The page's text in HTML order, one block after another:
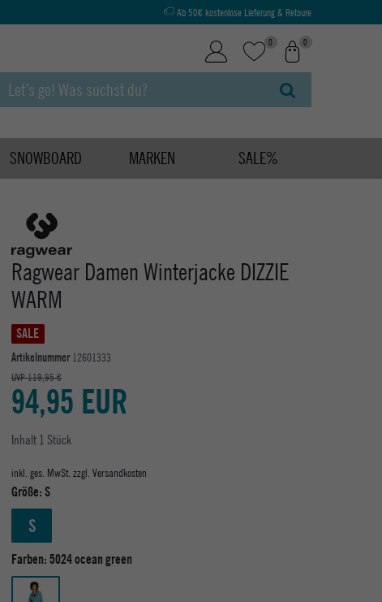
Ab 50€ kostenlose Lieferung & Retoure
0 0
SNOWBOARD MARKEN SALE%
Ragwear Damen Winterjacke DIZZIE
WARM
SALE
Artikelnummer12601333
UVP 119,95 €
94,95 EUR
Inhalt 1 Stück
inkl. ges. MwSt. zzgl. Versandkosten
Größe:S
S
Farben:5024 ocean green